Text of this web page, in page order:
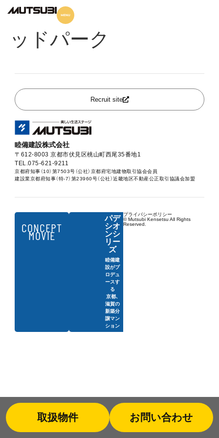
取扱物件 お問い合わせ
パデシオン京都七条ミ
ッドパーク
Recruit site
睦備建設株式会社
〒612-8003 京都市伏見区桃山町西尾35番地1
TEL.075-621-9211
京都府知事（10）第7503号（公社）京都府宅地建物取引協会会員
建設業京都府知事（特-7）第23960号（公社）近畿地区不動産公正取引協議会加盟
CONCEPT
MOVIE
パデ
シオ
ンシ
リー
ズ
睦備建
設がプ
ロデュ
ースす
る
京都、
滋賀の
新築分
譲マン
ション
プライバシーポリシー
© Mutsubi Kensetsu All Rights
Reserved.